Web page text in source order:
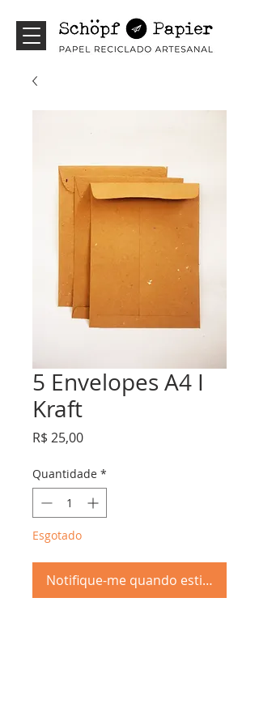
5 Envelopes A4 I
Kraft
R$ 25,00Preço
Quantidade *
Esgotado
Notifique-me quando estiver